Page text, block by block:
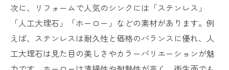
リフォームで叶える安心の浄水器とシンク機能
向上
リフォームで実現する浄水器とシンクの高
機能化
次に、リフォームで人気のシンクには「ステンレス」
「人工大理石」「ホーロー」などの素材があります。例
えば、ステンレスは耐久性と価格のバランスに優れ、人
工大理石は見た目の美しさやカラーバリエーションが魅